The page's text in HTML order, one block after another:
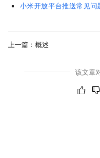
小米开放平台推送常见问
上一篇： 概述
该文章